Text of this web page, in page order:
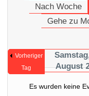
Nach Woche
Gehe zu
Vorheriger
Tag
August
Es wurden keine